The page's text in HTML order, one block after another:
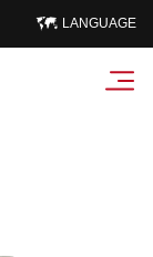
LANGUAGE